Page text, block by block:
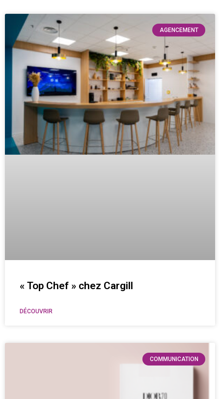
AGENCEMENT
« Top Chef » chez Cargill
DÉCOUVRIR
COMMUNICATION